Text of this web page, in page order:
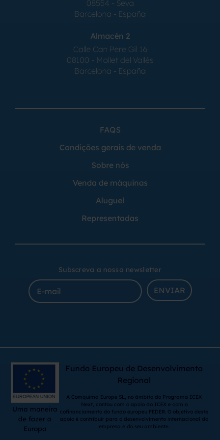
08554 - Seva
Barcelona - España
Almacén 2
Calle Can Pere Gil 16
08100 - Mollet del Vallés
Barcelona - España
FAQS
Condições gerais de venda
Sobre nós
Venda de máquinas
Aluguel
Representadas
Subscreva a nossa newsletter
ENVIAR
Uma maneira
de fazer a
Europa
Fundo Europeu de Desenvolvimento
Regional
A Comquima Europe SL, no âmbito do Programa ICEX
Next, contou com o apoio do ICEX e com o
cofinanciamento do fundo europeu FEDER. O objetivo deste
apoio é contribuir para o desenvolvimento internacional da
empresa e do seu ambiente.